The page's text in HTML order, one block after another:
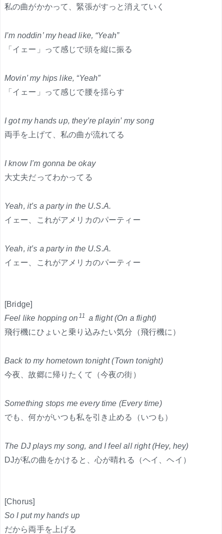
私の曲がかかって、緊張がすっと消えていく
I’m noddin’ my head like, “Yeah”
「イェー」って感じで頭を縦に振る
Movin’ my hips like, “Yeah”
「イェー」って感じで腰を揺らす
I got my hands up, they’re playin’ my song
両手を上げて、私の曲が流れてる
I know I’m gonna be okay
大丈夫だってわかってる
Yeah, it’s a party in the U.S.A.
イェー、これがアメリカのパーティー
Yeah, it’s a party in the U.S.A.
イェー、これがアメリカのパーティー
[Bridge]
Feel like hopping on11 a flight (On a flight)
飛行機にひょいと乗り込みたい気分（飛行機に）
Back to my hometown tonight (Town tonight)
今夜、故郷に帰りたくて（今夜の街）
Something stops me every time (Every time)
でも、何かがいつも私を引き止める（いつも）
The DJ plays my song, and I feel all right (Hey, hey)
DJが私の曲をかけると、心が晴れる（ヘイ、ヘイ）
[Chorus]
So I put my hands up
だから両手を上げる